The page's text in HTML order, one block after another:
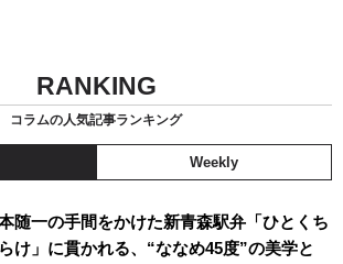
RANKING
コラムの人気記事ランキング
Weekly
随一の手間をかけた新青森駅弁「ひとくち
け」に貫かれる、“ななめ45度”の美学と